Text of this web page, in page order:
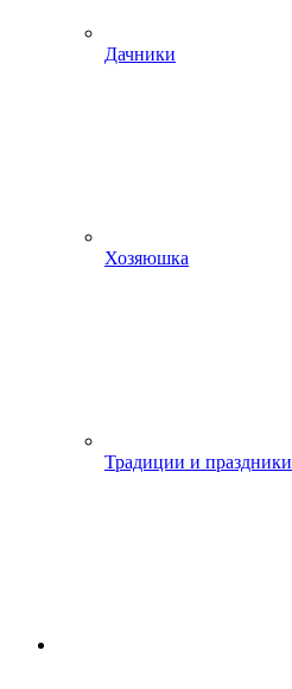
Дачники
Хозяюшка
Традиции и праздники